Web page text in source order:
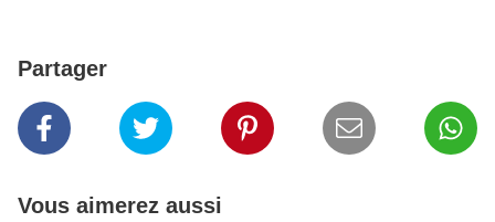
Partager
Vous aimerez aussi